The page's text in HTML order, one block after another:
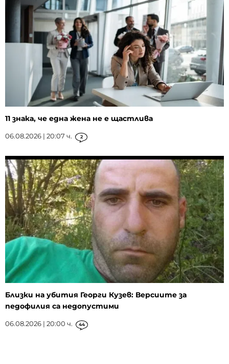
11 знака, че една жена не е щастлива
06.08.2026 | 20:07 ч. 2
Близки на убития Георги Кузев: Версиите за
педофилия са недопустими
06.08.2026 | 20:00 ч. 44